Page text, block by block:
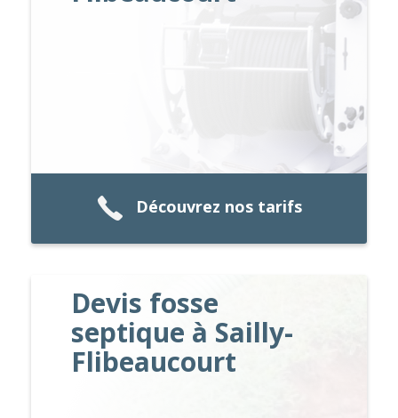
Découvrez nos tarifs
Devis fosse
septique à Sailly-
Flibeaucourt